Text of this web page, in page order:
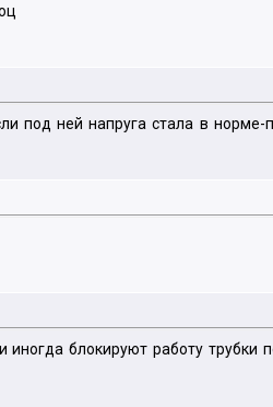
под ней напруга стала в норме-
блокируют работу трубки